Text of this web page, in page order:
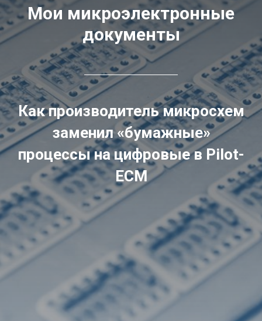
Мои микроэлектронные
документы
Как производитель микросхем
заменил «бумажные»
процессы на цифровые в Pilot-
ECM